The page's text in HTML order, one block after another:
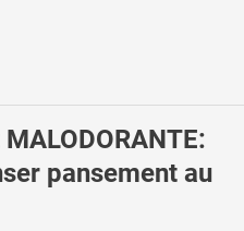
pansement au